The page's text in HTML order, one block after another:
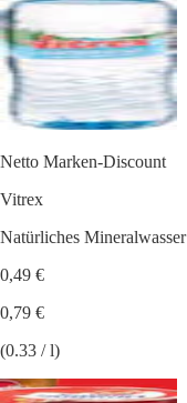
Netto Marken-Discount
Vitrex
Natürliches Mineralwasser
0,49 €
0,79 €
(0.33 / l)